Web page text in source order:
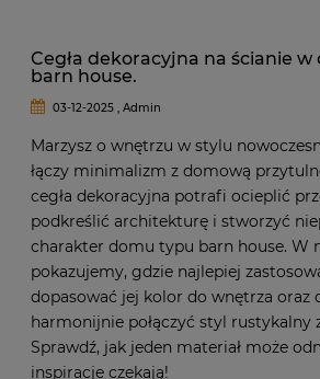
Cegła dekoracyjna na ścianie
barn house.
03-12-2025 , Admin
Marzysz o wnętrzu w stylu
łączy minimalizm z domową
cegła dekoracyjna potrafi ocieplić
podkreślić architekturę i stworzyć
charakter domu typu barn house. W
pokazujemy, gdzie najlepiej
dopasować jej kolor do wnętrza oraz
harmonijnie połączyć styl rustykalny
Sprawdź, jak jeden materiał może
inspiracje czekają!